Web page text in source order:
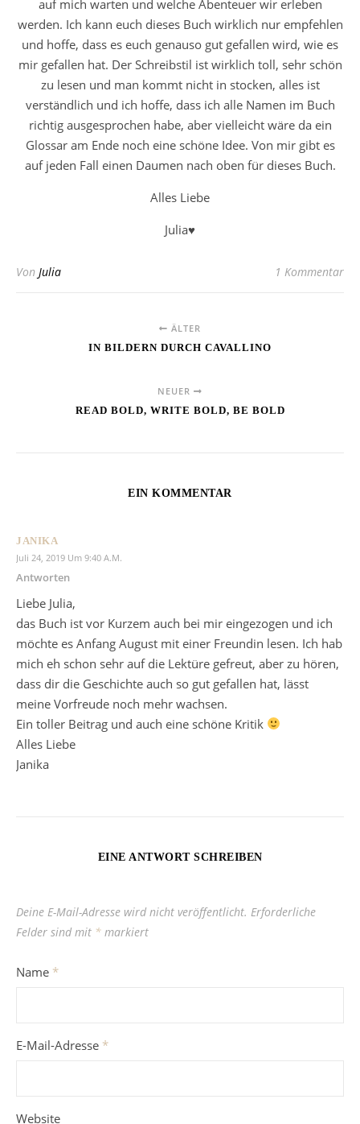
auf mich warten und welche Abenteuer wir erleben
werden. Ich kann euch dieses Buch wirklich nur empfehlen
und hoffe, dass es euch genauso gut gefallen wird, wie es
mir gefallen hat. Der Schreibstil ist wirklich toll, sehr schön
zu lesen und man kommt nicht in stocken, alles ist
verständlich und ich hoffe, dass ich alle Namen im Buch
richtig ausgesprochen habe, aber vielleicht wäre da ein
Glossar am Ende noch eine schöne Idee. Von mir gibt es
auf jeden Fall einen Daumen nach oben für dieses Buch.
Alles Liebe
Julia♥
Von Julia 1 Kommentar
ÄLTER
IN BILDERN DURCH CAVALLINO
NEUER
READ BOLD, WRITE BOLD, BE BOLD
EIN KOMMENTAR
JANIKA
Juli 24, 2019 Um 9:40 A.m.
Antworten
Liebe Julia,
das Buch ist vor Kurzem auch bei mir eingezogen und ich
möchte es Anfang August mit einer Freundin lesen. Ich hab
mich eh schon sehr auf die Lektüre gefreut, aber zu hören,
dass dir die Geschichte auch so gut gefallen hat, lässt
meine Vorfreude noch mehr wachsen.
Ein toller Beitrag und auch eine schöne Kritik
Alles Liebe
Janika
EINE ANTWORT SCHREIBEN
Deine E-Mail-Adresse wird nicht veröffentlicht. Erforderliche
Felder sind mit * markiert
Name *
E-Mail-Adresse *
Website